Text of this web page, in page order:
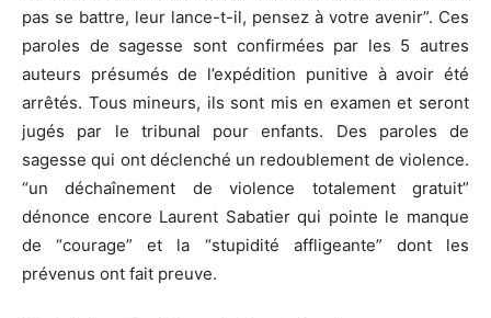
pas se battre, leur lance-t-il, pensez à votre avenir”. Ces
paroles de sagesse sont confirmées par les 5 autres
auteurs présumés de l’expédition punitive à avoir été
arrêtés. Tous mineurs, ils sont mis en examen et seront
jugés par le tribunal pour enfants. Des paroles de
sagesse qui ont déclenché un redoublement de violence.
“un déchaînement de violence totalement gratuit”
dénonce encore Laurent Sabatier qui pointe le manque
de “courage” et la “stupidité affligeante” dont les
prévenus ont fait preuve.